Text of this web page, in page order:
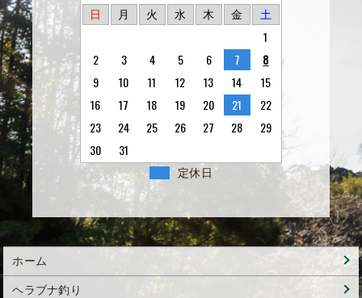
日 月 火 水 木 金 土
1
2
3 4 5 6 7
8
9
10 11 12 13 14
15
16
17 18 19 20 21
22
23
24 25 26 27 28
29
30
31
定休日
ホーム
ヘラブナ釣り